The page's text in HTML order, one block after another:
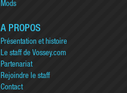
Mods
A PROPOS
Présentation et histoire
Le staff de Vossey.com
Partenariat
Rejoindre le staff
Contact